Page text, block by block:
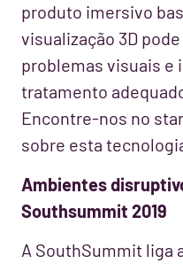
produto imersivo
visualização 3D
problemas visuais e
tratamento
Encontre-nos no
sobre esta
Ambientes
Southsummit 2019
A SouthSummit liga